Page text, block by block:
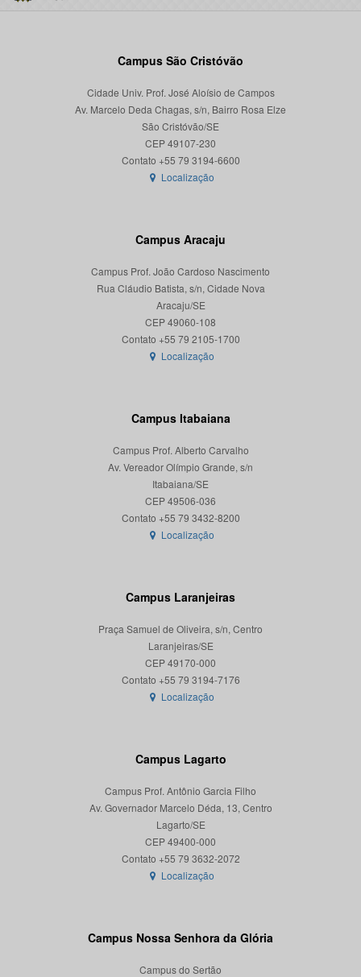
Campus São Cristóvão
Cidade Univ. Prof. José Aloísio de Campos
Av. Marcelo Deda Chagas, s/n, Bairro Rosa Elze
São Cristóvão/SE
CEP 49107-230
Localização
Campus Aracaju
Campus Prof. João Cardoso Nascimento
Rua Cláudio Batista, s/n, Cidade Nova
Aracaju/SE
CEP 49060-108
Localização
Campus Itabaiana
Campus Prof. Alberto Carvalho
Av. Vereador Olímpio Grande, s/n
Itabaiana/SE
CEP 49506-036
Localização
Campus Laranjeiras
Praça Samuel de Oliveira, s/n, Centro
Laranjeiras/SE
CEP 49170-000
Localização
Campus Lagarto
Campus Prof. Antônio Garcia Filho
Av. Governador Marcelo Déda, 13, Centro
Lagarto/SE
CEP 49400-000
Localização
Campus Nossa Senhora da Glória
Campus do Sertão